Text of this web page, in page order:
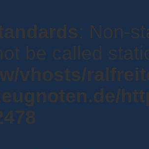
: Non-
be called
vhosts/